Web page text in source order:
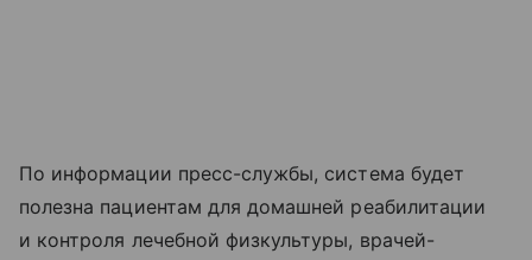
По информации пресс-службы, система будет
полезна пациентам для домашней реабилитации
и контроля лечебной физкультуры, врачей-